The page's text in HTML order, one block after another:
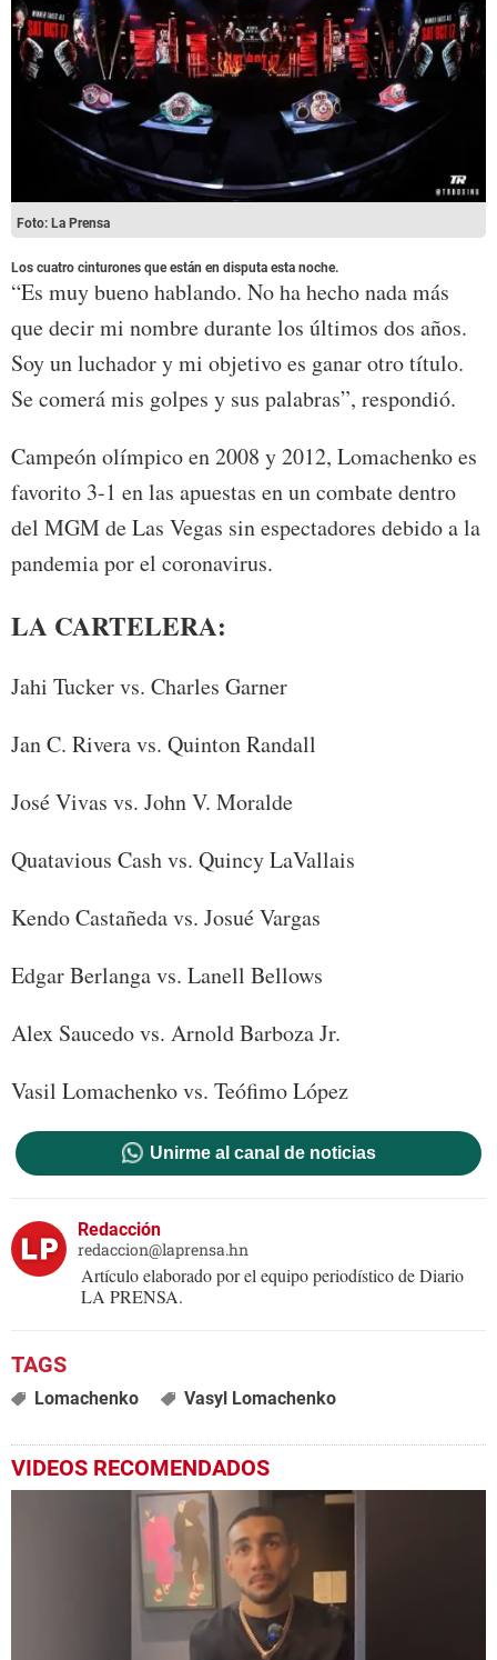
Foto: La Prensa
Los cuatro cinturones que están en disputa esta noche.
“Es muy bueno hablando. No ha hecho nada más
que decir mi nombre durante los últimos dos años.
Soy un luchador y mi objetivo es ganar otro título.
Se comerá mis golpes y sus palabras”, respondió.
Campeón olímpico en 2008 y 2012, Lomachenko es
favorito 3-1 en las apuestas en un combate dentro
del MGM de Las Vegas sin espectadores debido a la
pandemia por el coronavirus.
LA CARTELERA:
Jahi Tucker vs. Charles Garner
Jan C. Rivera vs. Quinton Randall
José Vivas vs. John V. Moralde
Quatavious Cash vs. Quincy LaVallais
Kendo Castañeda vs. Josué Vargas
Edgar Berlanga vs. Lanell Bellows
Alex Saucedo vs. Arnold Barboza Jr.
Vasil Lomachenko vs. Teófimo López
Unirme al canal de noticias
Redacción
redaccion@laprensa.hn
Artículo elaborado por el equipo periodístico de Diario
LA PRENSA.
Lomachenko Vasyl Lomachenko
VIDEOS RECOMENDADOS